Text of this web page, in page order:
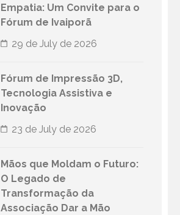
Empatia: Um Convite para o
Fórum de Ivaiporã
29 de July de 2026
Fórum de Impressão 3D,
Tecnologia Assistiva e
Inovação
23 de July de 2026
Mãos que Moldam o Futuro:
O Legado de
Transformação da
Associação Dar a Mão